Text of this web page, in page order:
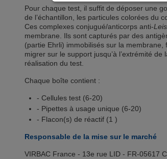
Pour chaque test, il suffit de déposer une
de l’échantillon, les particules colorées du
Ces complexes conjugué/anticorps anti-
membrane. Ils sont capturés par des
(partie Ehrli) immobilisés sur la
migrer sur le support jusqu’à l’extrémité
réalisation du test.
Chaque boîte contient :
- Cellules test (6-20)
- Pipettes à usage unique (6-20)
- Flacon(s) de réactif (1 )
Responsable de la mise sur le marché
VIRBAC France - 13e rue LID - FR-05617